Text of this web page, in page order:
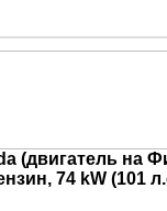
(двигатель на
74 kW (101